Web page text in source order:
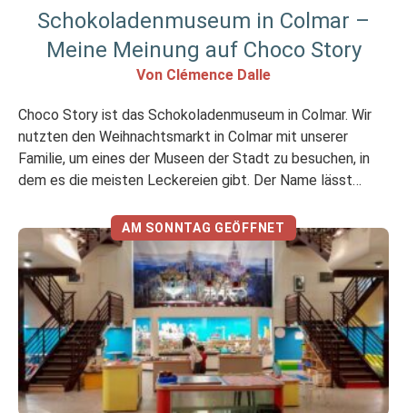
Schokoladenmuseum in Colmar –
Meine Meinung auf Choco Story
Von Clémence Dalle
Choco Story ist das Schokoladenmuseum in Colmar. Wir
nutzten den Weihnachtsmarkt in Colmar mit unserer
Familie, um eines der Museen der Stadt zu besuchen, in
dem es die meisten Leckereien gibt. Der Name lässt
ist Choco Story in Colmar? Choco Story ist ein “Kanal” für
Schokoladenmuseen, […]
AM SONNTAG GEÖFFNET